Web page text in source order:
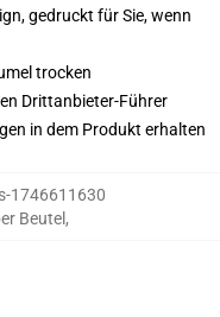
gedruckt für Sie, wenn
trocken
Drittanbieter-Führer
in dem Produkt erhalten
1746611630
Beutel ,